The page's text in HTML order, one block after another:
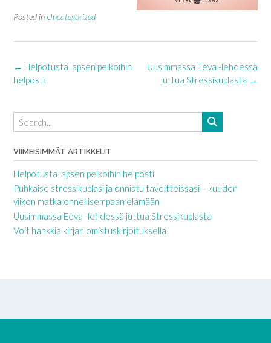
Posted in Uncategorized
Post
navigation
Uusimmassa Eeva -lehdessä
juttua Stressikuplasta →
← Helpotusta lapsen pelkoihin
helposti
VIIMEISIMMÄT ARTIKKELIT
Helpotusta lapsen pelkoihin helposti
Puhkaise stressikuplasi ja onnistu tavoitteissasi – kuuden
viikon matka onnellisempaan elämään
Uusimmassa Eeva -lehdessä juttua Stressikuplasta
Voit hankkia kirjan omistuskirjoituksella!